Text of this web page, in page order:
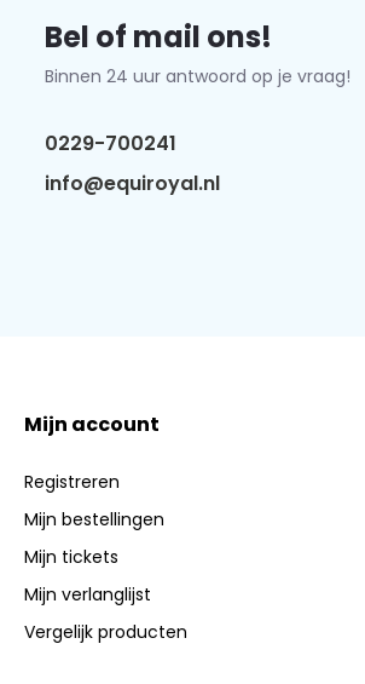
Bel of mail ons!
Binnen 24 uur antwoord op je vraag!
0229-700241
info@equiroyal.nl
Mijn account
Registreren
Mijn bestellingen
Mijn tickets
Mijn verlanglijst
Vergelijk producten